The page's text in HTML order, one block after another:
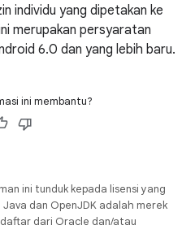
individu yang dipetakan ke
merupakan persyaratan
6.0 dan yang lebih baru.
ini membantu?
ini tunduk kepada lisensi yang
. Java dan OpenJDK adalah merek
dari Oracle dan/atau